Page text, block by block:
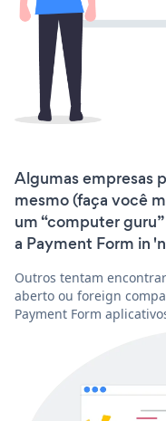
Algumas empresas
mesmo (faça você
um “computer
a Payment Form in
Outros tentam
aberto ou foreign
Payment Form